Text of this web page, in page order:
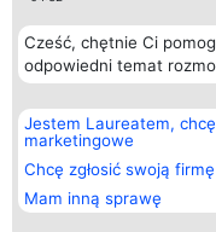
Cześć, chętnie Ci
odpowiedni temat
Jestem Laureatem,
marketingowe
Chcę zgłosić swoją
Mam inną sprawę
Organizator plebiscytu
Bright Side Solutions sp. z o.
o. sp. k.
ul. Ruska 22
KRS 0000749100 | Regon
381313360 | NIP 8943132676
+48 508 492 400